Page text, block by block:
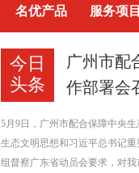
名优产品 服务项目
今日
头条
广州市配
作部署会
5月9日，广州市配合保障中央
生态文明思想和习近平总书记
组督察广东省动员会要求，对